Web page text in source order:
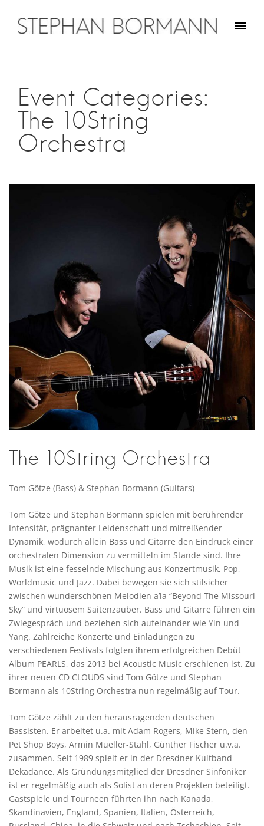
content
Event Categories:
The 10String
Orchestra
The 10String Orchestra
Tom Götze (Bass) & Stephan Bormann (Guitars)
Tom Götze und Stephan Bormann spielen mit berührender
Intensität, prägnanter Leidenschaft und mitreißender
Dynamik, wodurch allein Bass und Gitarre den Eindruck einer
orchestralen Dimension zu vermitteln im Stande sind. Ihre
Musik ist eine fesselnde Mischung aus Konzertmusik, Pop,
Worldmusic und Jazz. Dabei bewegen sie sich stilsicher
zwischen wunderschönen Melodien a’la “Beyond The Missouri
Sky“ und virtuosem Saitenzauber. Bass und Gitarre führen ein
Zwiegespräch und beziehen sich aufeinander wie Yin und
Yang. Zahlreiche Konzerte und Einladungen zu
verschiedenen Festivals folgten ihrem erfolgreichen Debüt
Album PEARLS, das 2013 bei Acoustic Music erschienen ist. Zu
ihrer neuen CD CLOUDS sind Tom Götze und Stephan
Bormann als 10String Orchestra nun regelmäßig auf Tour.
Tom Götze zählt zu den herausragenden deutschen
Bassisten. Er arbeitet u.a. mit Adam Rogers, Mike Stern, den
Pet Shop Boys, Armin Mueller-Stahl, Günther Fischer u.v.a.
zusammen. Seit 1989 spielt er in der Dresdner Kultband
Dekadance. Als Gründungsmitglied der Dresdner Sinfoniker
ist er regelmäßig auch als Solist an deren Projekten beteiligt.
Gastspiele und Tourneen führten ihn nach Kanada,
Skandinavien, England, Spanien, Italien, Österreich,